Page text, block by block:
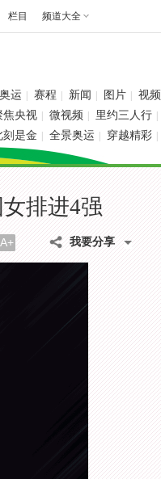
栏目 频道大全
运 赛程 新闻 图片 视频
焦央视 微视频 里约三人行
刻是金 全景奥运 穿越精彩
排进4强
A+ 我要分享